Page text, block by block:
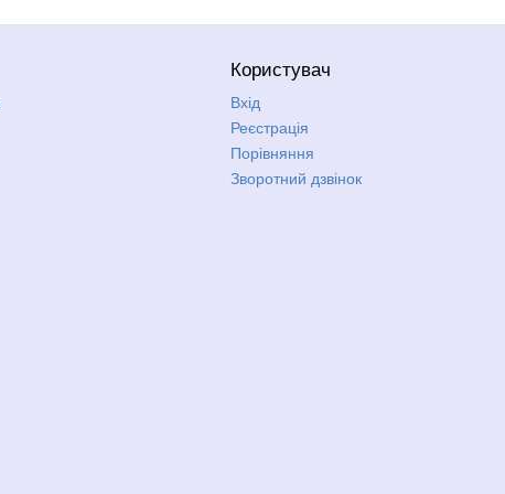
Користувач
Вхід
Реєстрація
Порівняння
Зворотний дзвінок